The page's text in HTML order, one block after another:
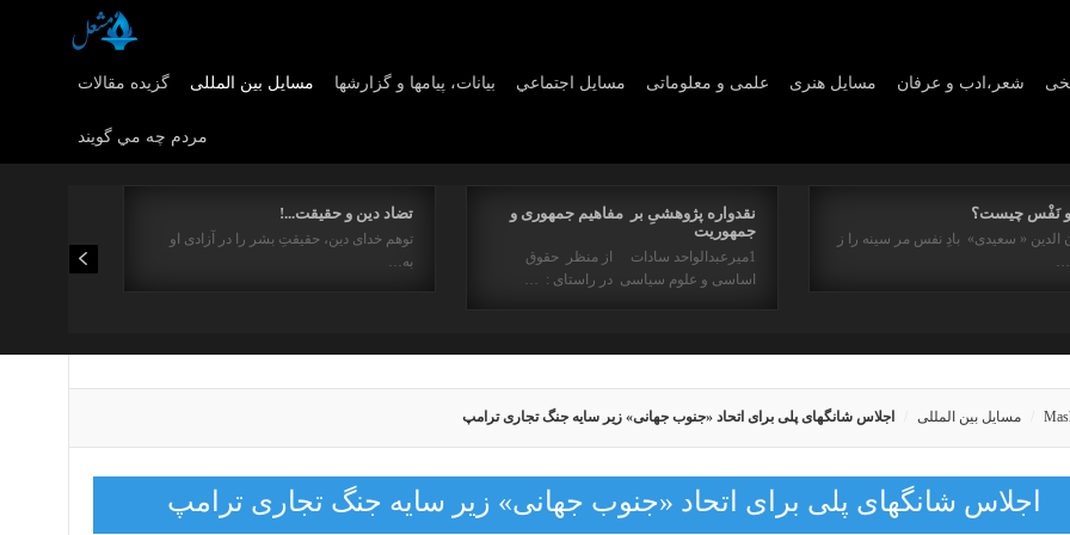
گزیده مقالات مسایل بین المللی بیانات، پیامها و گزارشها مسايل اجتماعي علمی و معلوماتی مسايل هنری شعر،ادب و عرفان
مردم چه مي گويند
تضاد دین و حقیقت...!
توهم خدای دین، حقیقتِ بشر را در آزادی او
به…
نقدواره پژوهشیِ بر مفاهیم جمهوری و
جمهوریت
1میرعبدالواحد سادات از منظر حقوق
اساسی و علوم سیاسی در راستای : …
و نَفْس چیست؟
الدین « سعیدی» بادِ نفس مر سینه را ز
مسایل بین المللی اجلاس شانگهای پلی برای اتحاد «جنوب جهانی» زیر سایه جنگ تجاری ترامپ
اجلاس شانگهای پلی برای اتحاد «جنوب جهانی» زیر سایه جنگ تجاری ترامپ